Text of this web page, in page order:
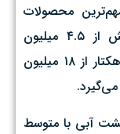
محصولات
تولیدی کشور محسوب می‌شود که بیش از ۴.۵ میلیون
بهره‌بردار دارد و سالانه حدود ۶ میلیون هکتار از ۱۸ میلیون
هکتار کشت آبی با متوسط